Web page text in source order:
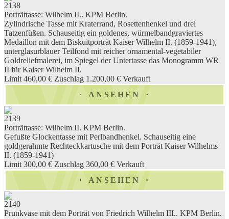
2138
Porträttasse: Wilhelm II.. KPM Berlin.
Zylindrische Tasse mit Kraterrand, Rosettenhenkel und drei
Tatzenfüßen. Schauseitig ein goldenes, würmelbandgraviertes
Medaillon mit dem Biskuitporträt Kaiser Wilhelm II. (1859-1941),
unterglasurblauer Teilfond mit reicher ornamental-vegetabiler
Goldreliefmalerei, im Spiegel der Untertasse das Monogramm WR
II für Kaiser Wilhelm II.
Limit 460,00 € Zuschlag 1.200,00 € Verkauft
ANSEHEN
2139
Porträttasse: Wilhelm II. KPM Berlin.
Gefußte Glockentasse mit Perlbandhenkel. Schauseitig eine
goldgerahmte Rechteckkartusche mit dem Porträt Kaiser Wilhelms
II. (1859-1941)
Limit 300,00 € Zuschlag 360,00 € Verkauft
ANSEHEN
2140
Prunkvase mit dem Porträt von Friedrich Wilhelm III.. KPM Berlin.